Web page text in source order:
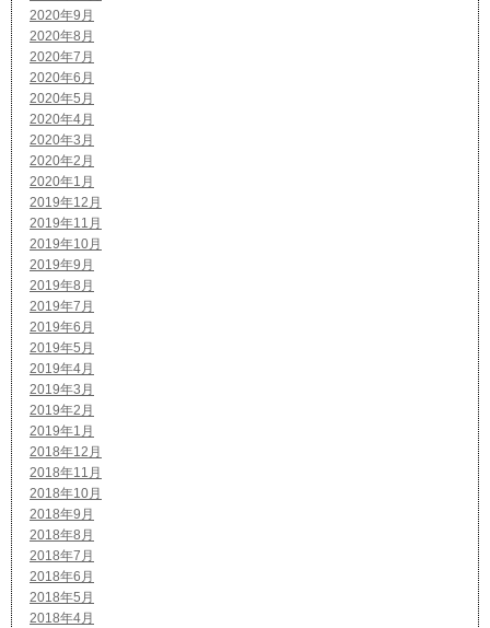
2020年9月
2020年8月
2020年7月
2020年6月
2020年5月
2020年4月
2020年3月
2020年2月
2020年1月
2019年12月
2019年11月
2019年10月
2019年9月
2019年8月
2019年7月
2019年6月
2019年5月
2019年4月
2019年3月
2019年2月
2019年1月
2018年12月
2018年11月
2018年10月
2018年9月
2018年8月
2018年7月
2018年6月
2018年5月
2018年4月